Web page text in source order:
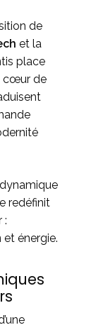
de
et la
place
cœur de
redéfinit
:
énergie.